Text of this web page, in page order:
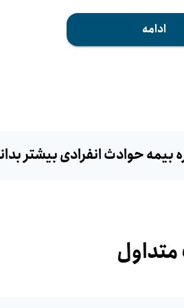
ادامه
بیمه حوادث انفرادی بیشتر
متداول